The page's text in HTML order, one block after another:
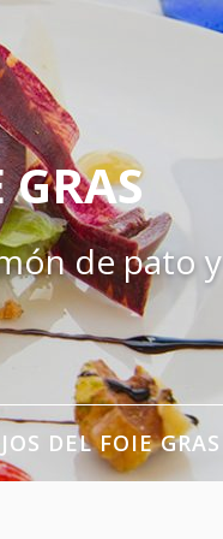
de pato y
DEL FOIE GRAS